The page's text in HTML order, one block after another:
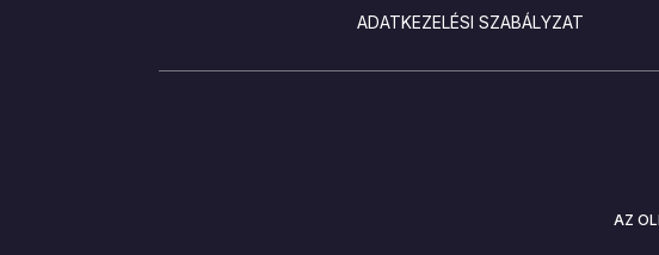
ADATKEZELÉSI SZABÁLYZAT
AZ